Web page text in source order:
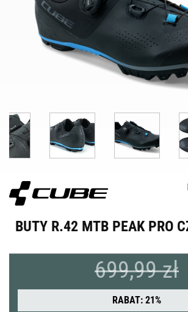
BUTY R.42 MTB PEAK PRO
699,99 zł
RABAT: 21%